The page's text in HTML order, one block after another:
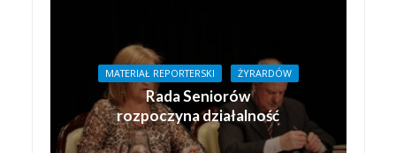
MATERIAŁ REPORTERSKI ŻYRARDÓW
Rada Seniorów
rozpoczyna działalność